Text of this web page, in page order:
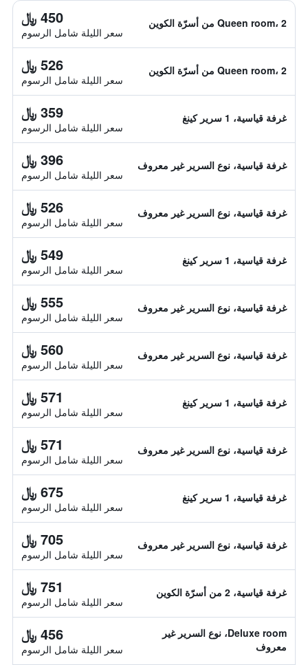
Queen room، 2 من أسرّة الكوين 450 ﷼
سعر الليلة شامل الرسوم
Queen room، 2 من أسرّة الكوين 526 ﷼
سعر الليلة شامل الرسوم
غرفة قياسية، 1 سرير كينغ 359 ﷼
سعر الليلة شامل الرسوم
غرفة قياسية، نوع السرير غير معروف 396 ﷼
سعر الليلة شامل الرسوم
غرفة قياسية، نوع السرير غير معروف 526 ﷼
سعر الليلة شامل الرسوم
غرفة قياسية، 1 سرير كينغ 549 ﷼
سعر الليلة شامل الرسوم
غرفة قياسية، نوع السرير غير معروف 555 ﷼
سعر الليلة شامل الرسوم
غرفة قياسية، نوع السرير غير معروف 560 ﷼
سعر الليلة شامل الرسوم
غرفة قياسية، 1 سرير كينغ 571 ﷼
سعر الليلة شامل الرسوم
غرفة قياسية، نوع السرير غير معروف 571 ﷼
سعر الليلة شامل الرسوم
غرفة قياسية، 1 سرير كينغ 675 ﷼
سعر الليلة شامل الرسوم
غرفة قياسية، نوع السرير غير معروف 705 ﷼
سعر الليلة شامل الرسوم
غرفة قياسية، 2 من أسرّة الكوين 751 ﷼
سعر الليلة شامل الرسوم
Deluxe room، نوع السرير غير
معروف
456 ﷼
سعر الليلة شامل الرسوم